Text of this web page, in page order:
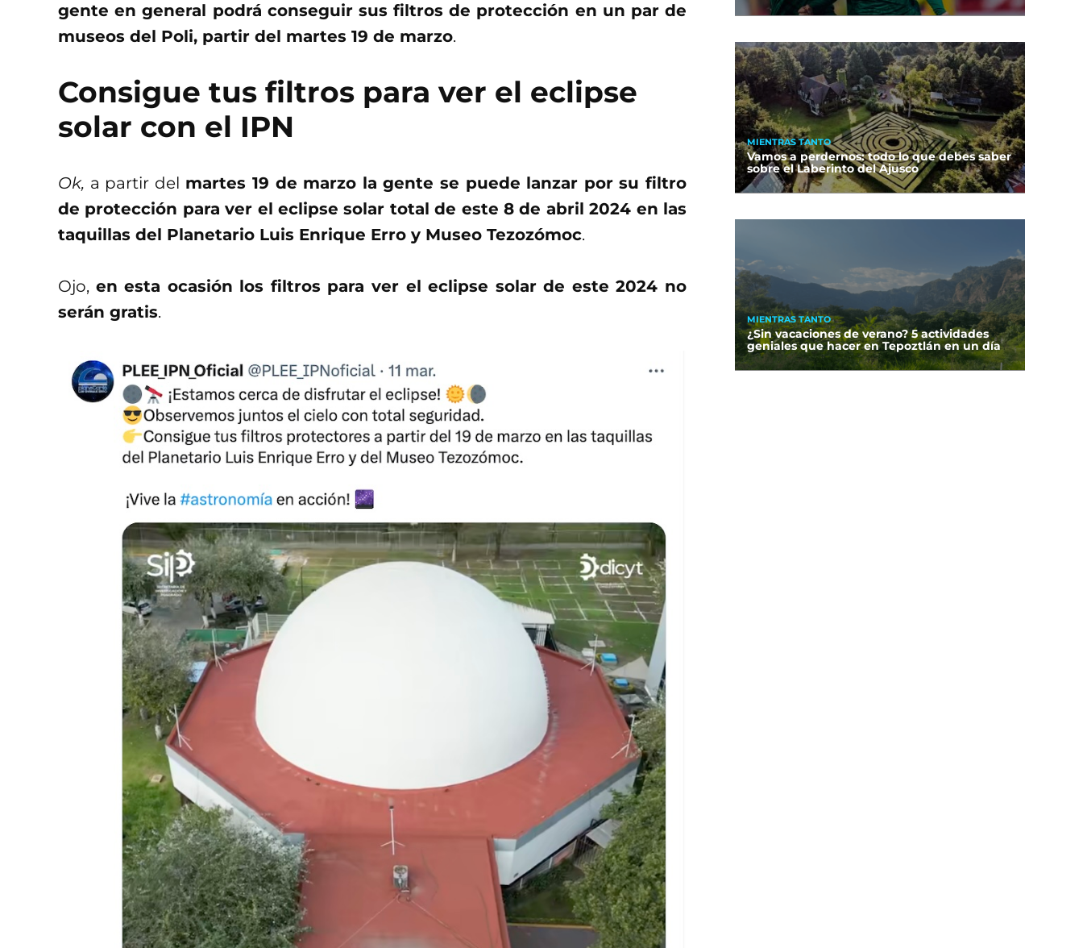
gente en general podrá conseguir sus filtros de protección en un par de
museos del Poli, partir del martes 19 de marzo.
Consigue tus filtros para ver el eclipse
solar con el IPN
Ok, a partir del martes 19 de marzo la gente se puede lanzar por su filtro
de protección para ver el eclipse solar total de este 8 de abril 2024 en las
taquillas del Planetario Luis Enrique Erro y Museo Tezozómoc.
Ojo, en esta ocasión los filtros para ver el eclipse solar de este 2024 no
serán gratis.
MIENTRAS TANTO
Vamos a perdernos: todo lo que debes saber
sobre el Laberinto del Ajusco
MIENTRAS TANTO
¿Sin vacaciones de verano? 5 actividades
geniales que hacer en Tepoztlán en un día